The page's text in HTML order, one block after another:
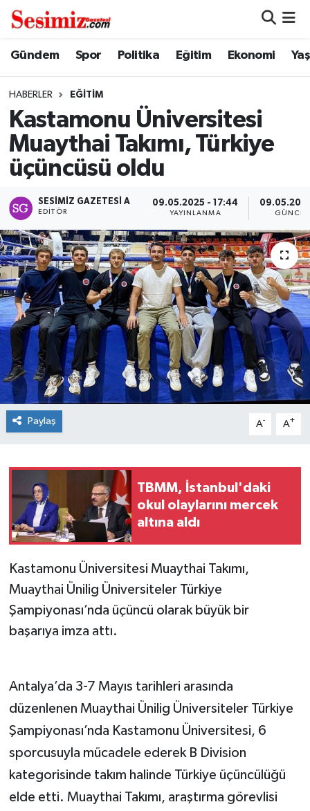
Gündem Spor Politika Eğitim Ekonomi
HABERLER EĞITIM
Kastamonu Üniversitesi
Muaythai Takımı, Türkiye
üçüncüsü oldu
SESIMIZ GAZETESI A
EDITÖR
09.05.2025 - 17:44
YAYINLANMA
Paylaş A- A+
TBMM, İstanbul'daki
okul olaylarını mercek
altına aldı
Kastamonu Üniversitesi Muaythai Takımı,
Muaythai Ünilig Üniversiteler Türkiye
Şampiyonası’nda üçüncü olarak büyük bir
başarıya imza attı.
Antalya’da 3-7 Mayıs tarihleri arasında
düzenlenen Muaythai Ünilig Üniversiteler Türkiye
Şampiyonası’nda Kastamonu Üniversitesi, 6
sporcusuyla mücadele ederek B Division
kategorisinde takım halinde Türkiye üçüncülüğü
elde etti. Muaythai Takımı, araştırma görevlisi
Dünya
Ekonomi
Genel
Gündem
Magazin
Politika
Sağlık
Spor
Teknoloji
Tokat Haberleri
Nöbetçi Eczaneler
Hava Durumu
Namaz Vakitleri
Trafik Durumu
Süper Lig Puan Durumu ve Fikstür
Tüm Manşetler
Son Dakika Haberleri
Haber Arşivi